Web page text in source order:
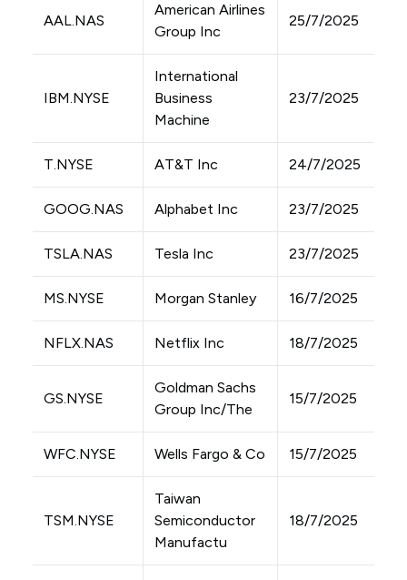
AAL.NAS
American Airlines
Group Inc
25/7/2025
IBM.NYSE
International
Business
Machine
23/7/2025
T.NYSE AT&T Inc 24/7/2025
GOOG.NAS Alphabet Inc 23/7/2025
TSLA.NAS Tesla Inc 23/7/2025
MS.NYSE Morgan Stanley 16/7/2025
NFLX.NAS Netflix Inc 18/7/2025
GS.NYSE
Goldman Sachs
Group Inc/The
15/7/2025
WFC.NYSE Wells Fargo & Co 15/7/2025
TSM.NYSE
Taiwan
Semiconductor
Manufactu
18/7/2025